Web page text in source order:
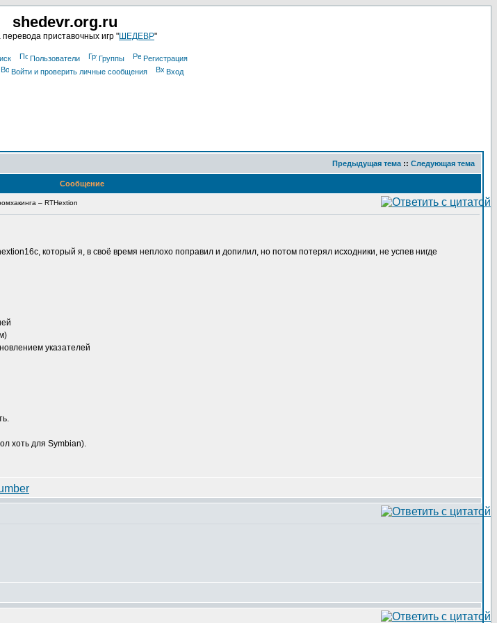
shedevr.org.ru
перевода приставочных игр "ШЕДЕВР"
Пользователи Группы
Регистрация
Войти и проверить личные сообщения Вход
Предыдущая тема :: Следующая тема
Сообщение
– RTHextion
который я, в своё время неплохо поправил и допилил, но потом потерял исходники, не успев нигде
указателей
хоть для Symbian).